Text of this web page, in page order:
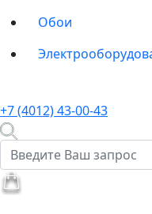
Обои
+7 (4012) 43-00-43